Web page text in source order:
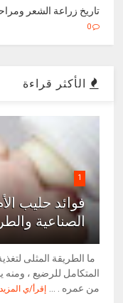
تاريخ زراعة الشعر
0
الأكثر قراءة
1
فوائد حليب
الصناعية
ما الطريقة المثلى
المتكامل للرضيع ، ومنه
من عمره . ...
إقرأ/ي المزيد